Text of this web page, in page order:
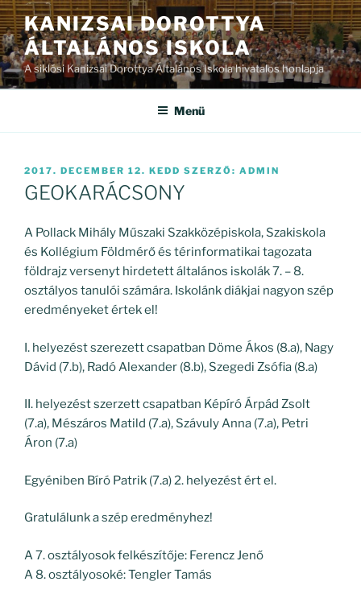
Tartalomhoz
KANIZSAI DOROTTYA
ÁLTALÁNOS ISKOLA
A siklósi Kanizsai Dorottya Általános Iskola hivatalos honlapja
Menü
BEKÜLDVE:
2017. DECEMBER 12. KEDD SZERZŐ: ADMIN
GEOKARÁCSONY
A Pollack Mihály Műszaki Szakközépiskola, Szakiskola
és Kollégium Földmérő és térinformatikai tagozata
földrajz versenyt hirdetett általános iskolák 7. – 8.
osztályos tanulói számára. Iskolánk diákjai nagyon szép
eredményeket értek el!
I. helyezést szerezett csapatban Döme Ákos (8.a), Nagy
Dávid (7.b), Radó Alexander (8.b), Szegedi Zsófia (8.a)
II. helyezést szerzett csapatban Képíró Árpád Zsolt
(7.a), Mészáros Matild (7.a), Szávuly Anna (7.a), Petri
Áron (7.a)
Egyéniben Bíró Patrik (7.a) 2. helyezést ért el.
Gratulálunk a szép eredményhez!
A 7. osztályosok felkészítője: Ferencz Jenő
A 8. osztályosoké: Tengler Tamás